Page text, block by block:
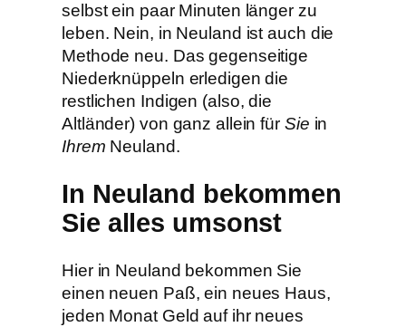
selbst ein paar Minuten länger zu
leben. Nein, in Neuland ist auch die
Methode neu. Das gegenseitige
Niederknüppeln erledigen die
restlichen Indigen (also, die
Altländer) von ganz allein für Sie in
Ihrem Neuland.
In Neuland bekommen
Sie alles umsonst
Hier in Neuland bekommen Sie
einen neuen Paß, ein neues Haus,
jeden Monat Geld auf ihr neues